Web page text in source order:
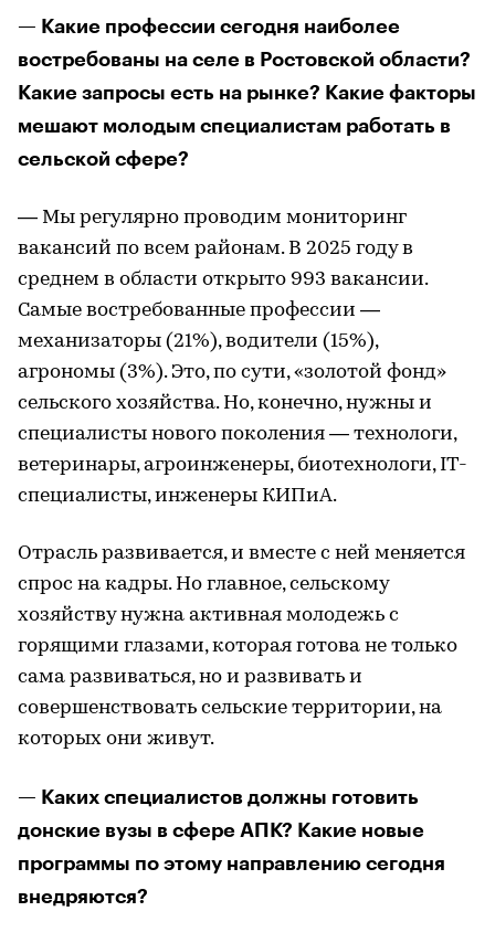
— Какие профессии сегодня наиболее
востребованы на селе в Ростовской области?
Какие запросы есть на рынке? Какие факторы
мешают молодым специалистам работать в
сельской сфере?
— Мы регулярно проводим мониторинг
вакансий по всем районам. В 2025 году в
среднем в области открыто 993 вакансии.
Самые востребованные профессии —
механизаторы (21%), водители (15%),
агрономы (3%). Это, по сути, «золотой фонд»
сельского хозяйства. Но, конечно, нужны и
специалисты нового поколения — технологи,
ветеринары, агроинженеры, биотехнологи, IT-
специалисты, инженеры КИПиА.
Отрасль развивается, и вместе с ней меняется
спрос на кадры. Но главное, сельскому
хозяйству нужна активная молодежь с
горящими глазами, которая готова не только
сама развиваться, но и развивать и
совершенствовать сельские территории, на
которых они живут.
— Каких специалистов должны готовить
донские вузы в сфере АПК? Какие новые
программы по этому направлению сегодня
внедряются?